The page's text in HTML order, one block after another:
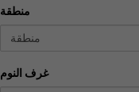
منطقة
منطقة
غرف النوم